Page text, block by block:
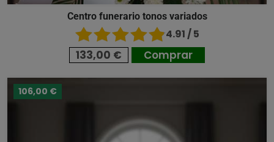
Centro funerario tonos variados
4.91 / 5
133,00 € Comprar
106,00 €